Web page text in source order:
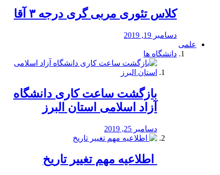
کلاس تئوری مربی گری درجه ۳ آقا
دسامبر 19, 2019
علمی
دانشگاه ها
بازگشت ساعت کاری دانشگاه
آزاد اسلامی استان البرز
دسامبر 25, 2019
️ اطلاعیه مهم تغییر تاریخ